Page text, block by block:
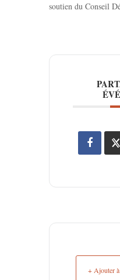
soutien du Conseil
+ Ajouter